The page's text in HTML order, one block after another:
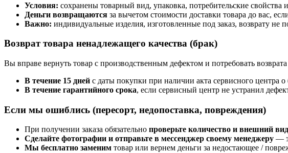
Условия: сохранены товарный вид, упаковка, потребительские свойства
Деньги возвращаются за вычетом стоимости доставки товара до вас,
Важно: индивидуальные изделия, изготовленные под заказ, возврату не
Возврат товара ненадлежащего качества (брак)
Вы вправе вернуть товар с производственным дефектом и потребовать возврата
В течение 15 дней с даты покупки при наличии акта сервисного центра о
В течение гарантийного срока, если сервисный центр не устранил
Если мы ошиблись (пересорт, недопоставка, повреждения)
При получении заказа обязательно проверьте количество и внешний
Сделайте фотографии и отправьте в мессенджер своему менеджеру —
Мы бесплатно заменим товар или вернем деньги за недостающее /